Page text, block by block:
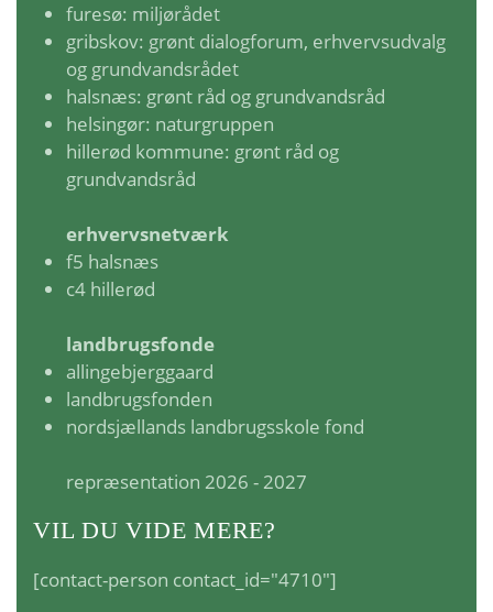
furesø: miljørådet
gribskov: grønt dialogforum, erhvervsudvalg
og grundvandsrådet
halsnæs: grønt råd og grundvandsråd
helsingør: naturgruppen
hillerød kommune: grønt råd og
grundvandsråd
erhvervsnetværk
f5 halsnæs
c4 hillerød
landbrugsfonde
allingebjerggaard
landbrugsfonden
nordsjællands landbrugsskole fond
repræsentation 2026 - 2027
VIL DU VIDE MERE?
[contact-person contact_id="4710"]